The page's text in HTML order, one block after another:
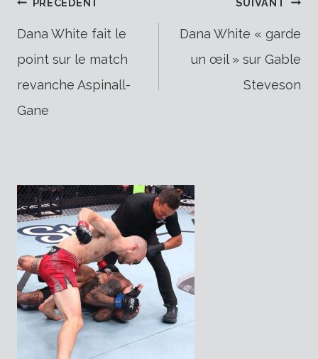
Navigation
de
PRÉCÉDENT
Dana White fait le
point sur le match
revanche Aspinall-
Gane
SUIVANT
Dana White « garde
un œil » sur Gable
Steveson